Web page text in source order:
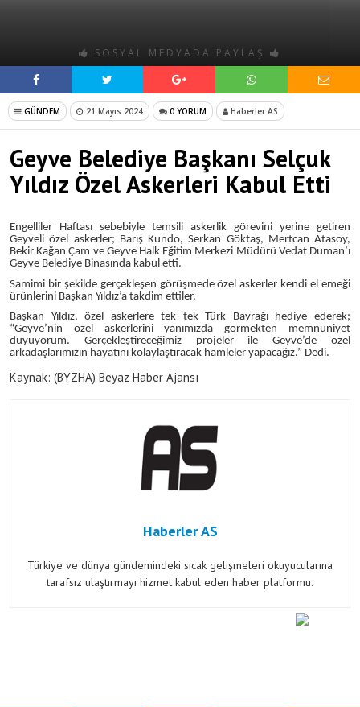
SOSYAL MEDYADA PAYLAŞ
GÜNDEM 21 Mayıs 2024 0 YORUM Haberler AS
Geyve Belediye Başkanı Selçuk
Yıldız Özel Askerleri Kabul Etti
Engelliler Haftası sebebiyle temsili askerlik görevini yerine getiren
Geyveli özel askerler; Barış Kundo, Serkan Göktaş, Mertcan Atasoy,
Bekir Kağan Çam ve Geyve Halk Eğitim Merkezi Müdürü Vedat Duman’ı
Geyve Belediye Binasında kabul etti.
Samimi bir şekilde gerçekleşen görüşmede özel askerler kendi el emeği
ürünlerini Başkan Yıldız’a takdim ettiler.
Başkan Yıldız, özel askerlere tek tek Türk Bayrağı hediye ederek;
“Geyve’nin özel askerlerini yanımızda görmekten memnuniyet
duyuyorum. Gerçekleştireceğimiz projeler ile Geyve’de özel
arkadaşlarımızın hayatını kolaylaştıracak hamleler yapacağız.” Dedi.
Kaynak: (BYZHA) Beyaz Haber Ajansı
Haberler AS
Türkiye ve dünya gündemindeki sıcak gelişmeleri okuyucularına
tarafsız ulaştırmayı hizmet kabul eden haber platformu.